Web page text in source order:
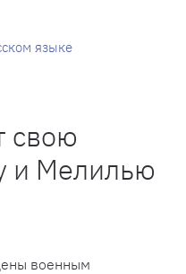
языке
свою
и Мелилью
военным